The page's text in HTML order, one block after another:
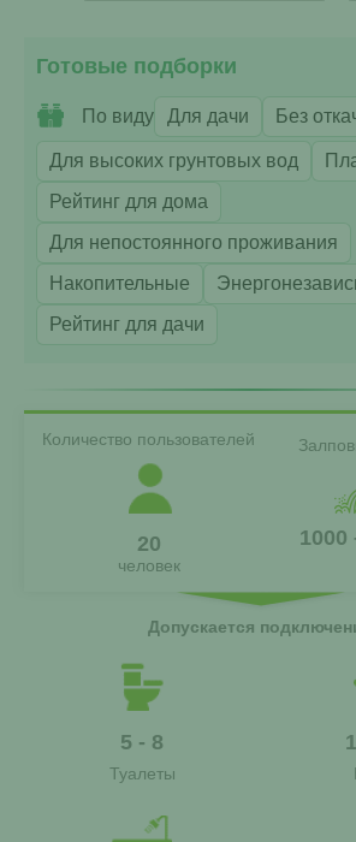
Готовые подборки
По виду Для дачи Без
Для высоких грунтовых вод
Рейтинг для дома
Для непостоянного проживания
Накопительные
Рейтинг для дачи
Количество пользователей
20
человек
1000
Допускается
5 - 8
Туалеты